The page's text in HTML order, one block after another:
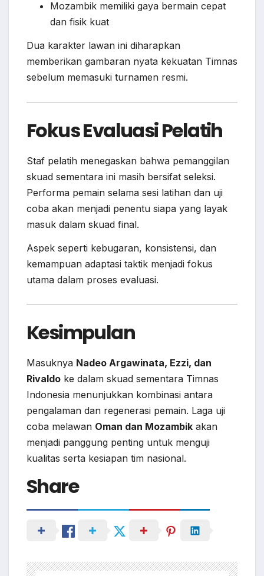
Mozambik memiliki gaya bermain cepat
dan fisik kuat
Dua karakter lawan ini diharapkan
memberikan gambaran nyata kekuatan Timnas
sebelum memasuki turnamen resmi.
Fokus Evaluasi Pelatih
Staf pelatih menegaskan bahwa pemanggilan
skuad sementara ini masih bersifat seleksi.
Performa pemain selama sesi latihan dan uji
coba akan menjadi penentu siapa yang layak
masuk dalam skuad final.
Aspek seperti kebugaran, konsistensi, dan
kemampuan adaptasi taktik menjadi fokus
utama dalam proses evaluasi.
Kesimpulan
Masuknya Nadeo Argawinata, Ezzi, dan
Rivaldo ke dalam skuad sementara Timnas
Indonesia menunjukkan kombinasi antara
pengalaman dan regenerasi pemain. Laga uji
coba melawan Oman dan Mozambik akan
menjadi panggung penting untuk menguji
kualitas serta kesiapan tim nasional.
Share